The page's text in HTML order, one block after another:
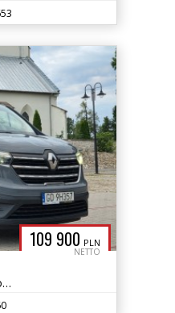
109 900 PLN
NETTO
Salon PL/Gwarancja producenta/Po serwisie/Perfekt stan/Bezwypadkowy